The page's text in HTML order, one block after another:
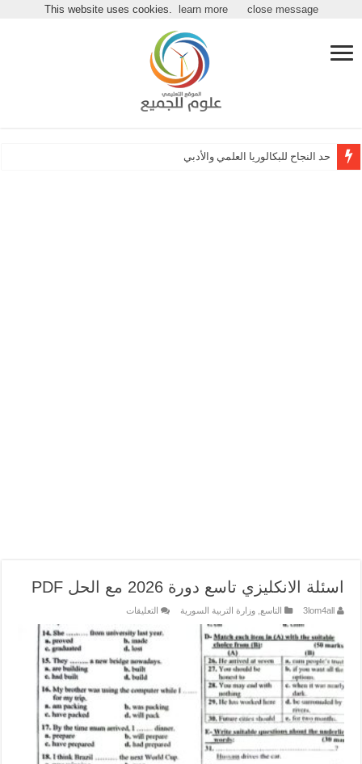
مرحباً بكـ بموقع علوم للجميع
حد النجاح للبكالوريا العلمي والأدبي
اسئلة الانكليزي تاسع دورة 2026 مع الحل PDF
3lom4all التاسع ,وزارة التربية السورية التعليقات
الانكليزي
تاسع
دورة
2026
مع
الحل
PDF
مغلقة
This website uses cookies. learn more close message